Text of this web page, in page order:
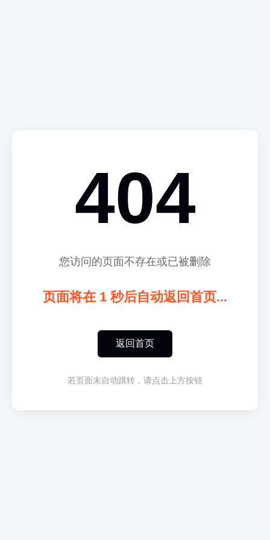
404
您访问的页面不存在或已被删除
页面将在 1 秒后自动返回首页...
返回首页
若页面未自动跳转，请点击上方按钮